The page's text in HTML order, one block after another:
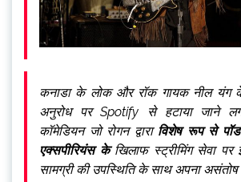
कनाडा के लोक और रॉक गायक नील यंग
अनुरोध पर Spotify से हटाया जाने
कॉमेडियन जो रोगन द्वारा विशेष रूप से
एक्सपीरियंस केखिलाफ स्ट्रीमिंग सेवा पर
सामग्री की उपस्थिति के साथ अपना असंतोष